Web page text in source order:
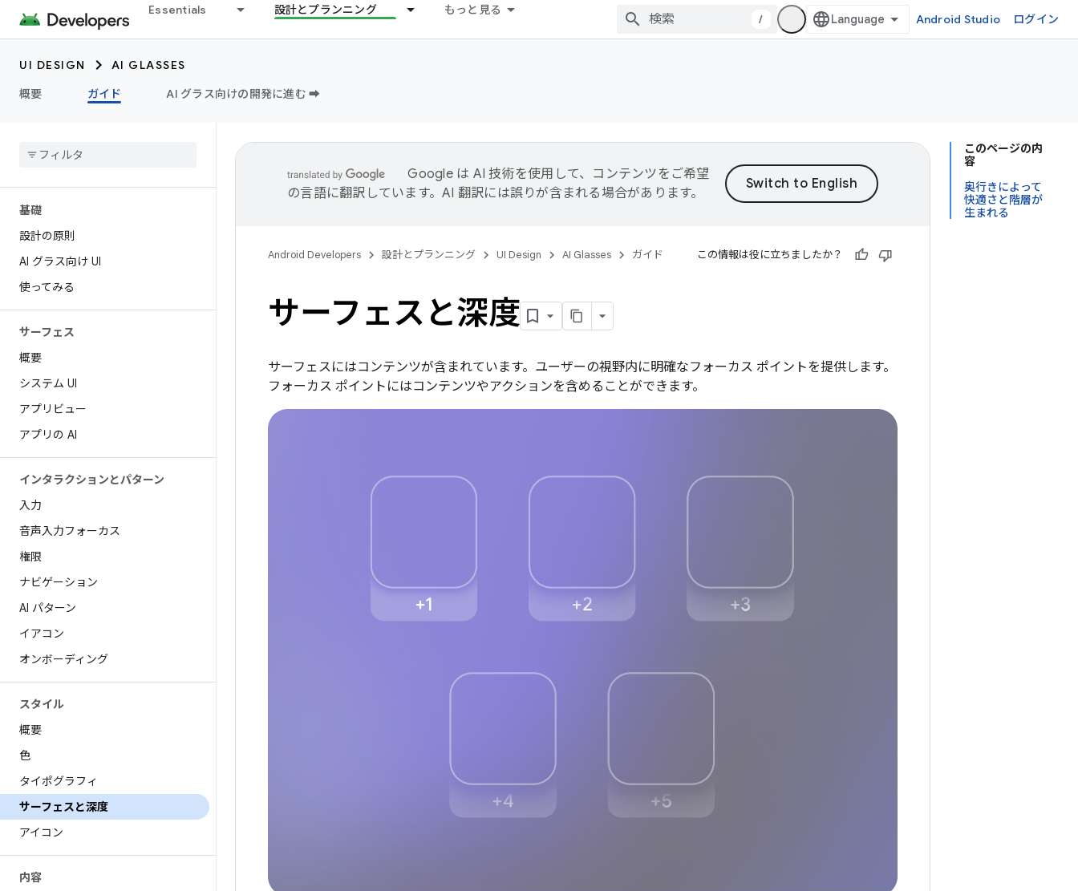
Essentials 設計とプランニング もっと見る
/ Android Studio ログイン
UI DESIGN
AI GLASSES
概要
ガイド AI グラス向けの開発に進む ➡️
基礎
設計の原則
AI グラス向け UI
使ってみる
サーフェス
概要
システム UI
アプリビュー
アプリの AI
インタラクションとパターン
入力
音声入力フォーカス
権限
ナビゲーション
AI パターン
イアコン
オンボーディング
スタイル
概要
色
タイポグラフィ
サーフェスと深度
アイコン
内容
このページの内
容
奥行きによって
快適さと階層が
生まれる
Google は AI 技術を使用して、コンテンツをご希望
の言語に翻訳しています。AI 翻訳には誤りが含まれる場合があります。
Android Developers 設計とプランニング UI Design AI Glasses ガイド この情報は役に立ちましたか？
サーフェスと深度
サーフェスにはコンテンツが含まれています。ユーザーの視野内に明確なフォーカス ポイントを提供します。
フォーカス ポイントにはコンテンツやアクションを含めることができます。